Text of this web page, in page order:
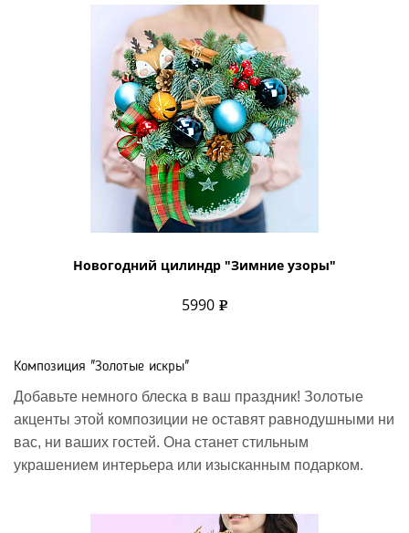
Новогодний цилиндр "Зимние узоры"
5990
Композиция "Золотые искры"
Добавьте немного блеска в ваш праздник! Золотые
акценты этой композиции не оставят равнодушными ни
вас, ни ваших гостей. Она станет стильным
украшением интерьера или изысканным подарком.